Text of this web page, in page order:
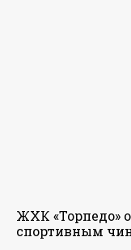
ЖХК «Торпедо»
спортивным